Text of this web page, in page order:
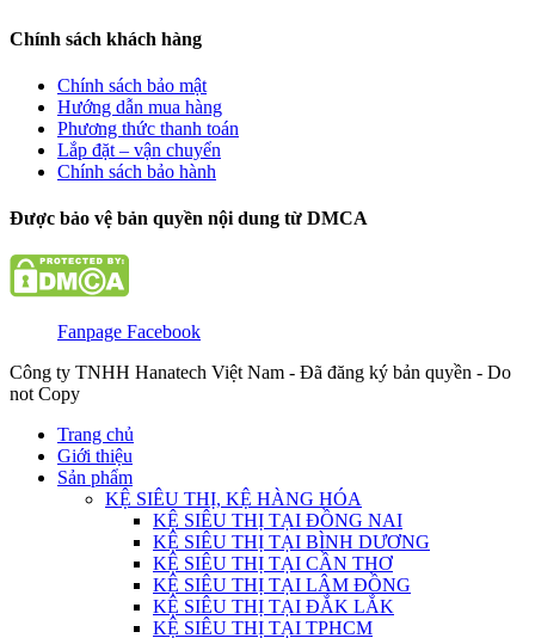
Chính sách khách hàng
Chính sách bảo mật
Hướng dẫn mua hàng
Phương thức thanh toán
Lắp đặt – vận chuyển
Chính sách bảo hành
Được bảo vệ bản quyền nội dung từ DMCA
Fanpage Facebook
Công ty TNHH Hanatech Việt Nam - Đã đăng ký bản quyền - Do
not Copy
Trang chủ
Giới thiệu
Sản phẩm
KỆ SIÊU THỊ, KỆ HÀNG HÓA
KỆ SIÊU THỊ TẠI ĐỒNG NAI
KỆ SIÊU THỊ TẠI BÌNH DƯƠNG
KỆ SIÊU THỊ TẠI CẦN THƠ
KỆ SIÊU THỊ TẠI LÂM ĐỒNG
KỆ SIÊU THỊ TẠI ĐẮK LẮK
KỆ SIÊU THỊ TẠI TPHCM